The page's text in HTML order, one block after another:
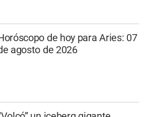
de hoy para Aries: 07
agosto de 2026